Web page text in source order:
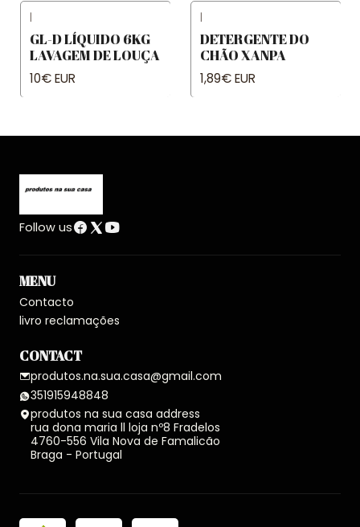
|
GL-D LÍQUIDO 6KG
LAVAGEM DE LOUÇA
10€ EUR
|
DETERGENTE DO
CHÃO XANPA
1,89€ EUR
Follow us
MENU
Contacto
livro reclamações
CONTACT
produtos.na.sua.casa@gmail.com
351915948848
produtos na sua casa address
rua dona maria ll loja nº8 Fradelos
4760-556 Vila Nova de Famalicão
Braga - Portugal